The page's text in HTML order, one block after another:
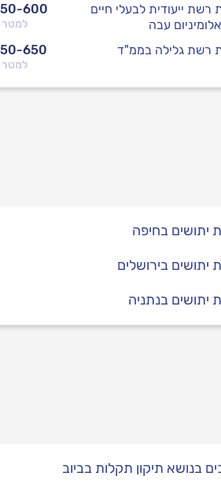
600
למטר
ייעודית לבעלי חיים
עבה
650
למטר
רשת גלילה בממ"ד
יתושים בחיפה
יתושים בירושלים
יתושים בנתניה
בנושא תיקון תקלות בביוב